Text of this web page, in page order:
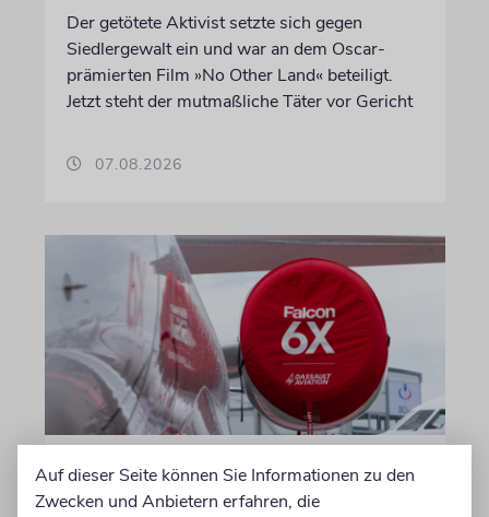
Der getötete Aktivist setzte sich gegen
Siedlergewalt ein und war an dem Oscar-
prämierten Film »No Other Land« beteiligt.
Jetzt steht der mutmaßliche Täter vor Gericht
07.08.2026
DUBLIN
Wegen Israel-Boykott:
Auf dieser Seite können Sie Informationen zu den
Zwecken und Anbietern erfahren, die